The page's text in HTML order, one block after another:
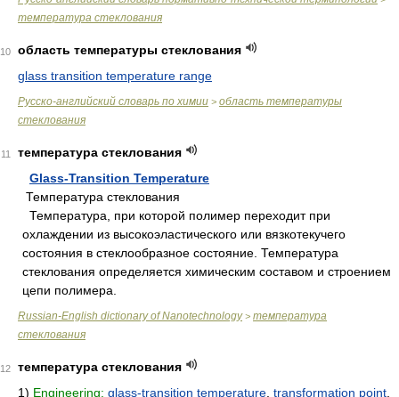
температура стеклования
10
область температуры стеклования
glass transition temperature range
Русско-английский словарь по химии > область температуры
стеклования
11
температура стеклования
Glass-Transition Temperature
Температура стеклования
Температура, при которой полимер переходит при
охлаждении из высокоэластического или вязкотекучего
состояния в стеклообразное состояние. Температура
стеклования определяется химическим составом и строением
цепи полимера.
Russian-English dictionary of Nanotechnology> температура
стеклования
12
температура стеклования
1) Engineering: glass-transition temperature transformation point